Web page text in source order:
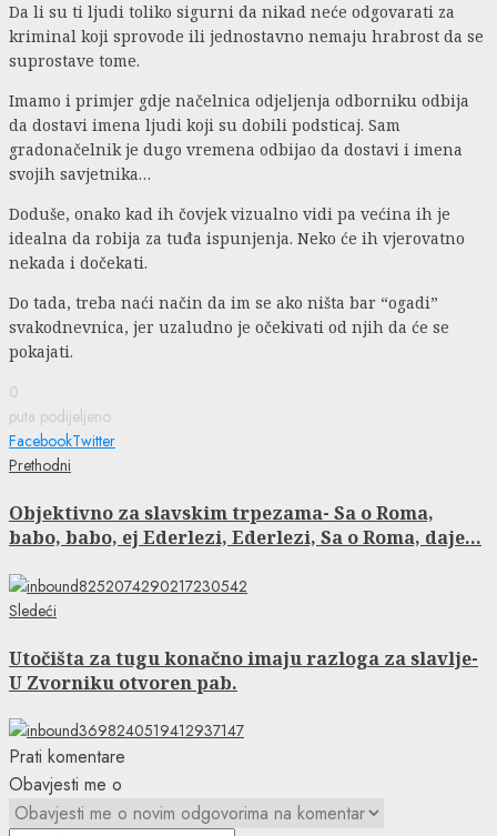
Da li su ti ljudi toliko sigurni da nikad neće odgovarati za
kriminal koji sprovode ili jednostavno nemaju hrabrost da se
suprostave tome.
Imamo i primjer gdje načelnica odjeljenja odborniku odbija
da dostavi imena ljudi koji su dobili podsticaj. Sam
gradonačelnik je dugo vremena odbijao da dostavi i imena
svojih savjetnika…
Doduše, onako kad ih čovjek vizualno vidi pa većina ih je
idealna da robija za tuđa ispunjenja. Neko će ih vjerovatno
nekada i dočekati.
Do tada, treba naći način da im se ako ništa bar “ogadi”
svakodnevnica, jer uzaludno je očekivati od njih da će se
pokajati.
0
puta podijeljeno
FacebookTwitter
Continue
Reading
Prethodni
Objektivno za slavskim trpezama- Sa o Roma,
babo, babo, ej Ederlezi, Ederlezi, Sa o Roma, daje…
Sledeći
Utočišta za tugu konačno imaju razloga za slavlje-
U Zvorniku otvoren pab.
Prati komentare
Obavjesti me o